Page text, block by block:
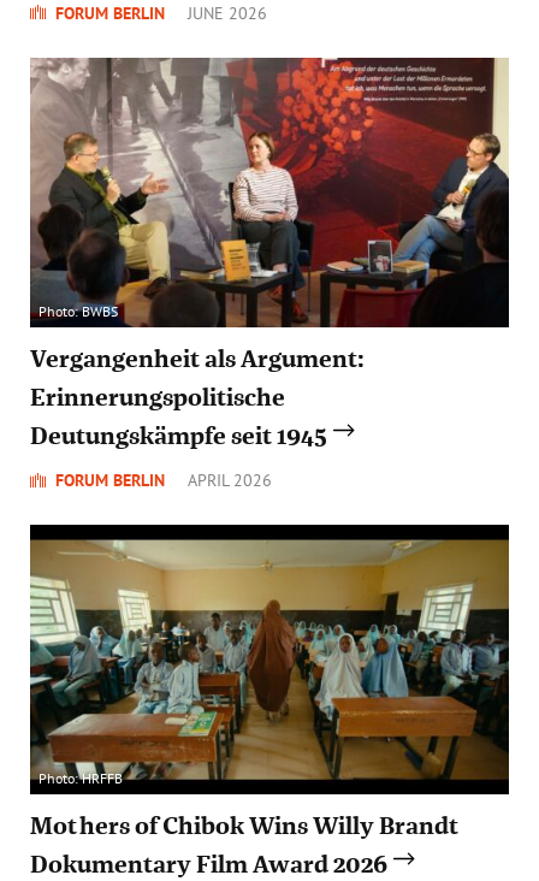
FORUM BERLIN JUNE 2026
Photo: BWBS
Vergangenheit als Argument:
Erinnerungspolitische
Deutungskämpfe seit 1945
FORUM BERLIN APRIL 2026
Photo: HRFFB
Mothers of Chibok Wins Willy Brandt
Dokumentary Film Award 2026